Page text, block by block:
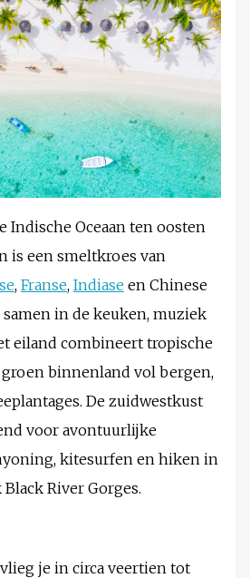
Indische Oceaan ten oosten
is een smeltkroes van
, Franse, Indiase en Chinese
in de keuken, muziek
eiland combineert tropische
binnenland vol bergen,
De zuidwestkust
voor avontuurlijke
kitesurfen en hiken in
River Gorges.
je in circa veertien tot